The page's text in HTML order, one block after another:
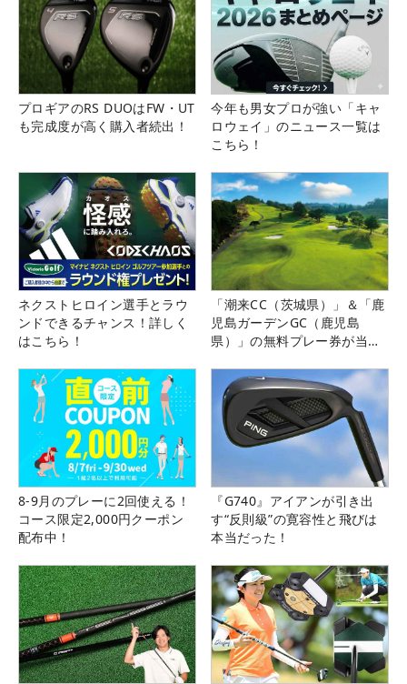
プロギアのRS DUOはFW・UT
も完成度が高く購入者続出！
今年も男女プロが強い「キャ
ロウェイ」のニュース一覧は
こちら！
ネクストヒロイン選手とラウ
ンドできるチャンス！詳しく
はこちら！
「潮来CC（茨城県）」＆「鹿
児島ガーデンGC（鹿児島
県）」の無料プレー券が当た
8-9月のプレーに2回使える！
コース限定2,000円クーポン
配布中！
『G740』アイアンが引き出
す“反則級”の寛容性と飛びは
本当だった！